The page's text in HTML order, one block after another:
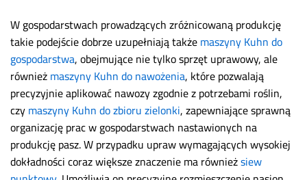
W gospodarstwach prowadzących zróżnicowaną produkcję
takie podejście dobrze uzupełniają takżemaszyny Kuhn do
gospodarstwa, obejmujące nie tylko sprzęt uprawowy, ale
równieżmaszyny Kuhn do nawożenia, które pozwalają
precyzyjnie aplikować nawozy zgodnie z potrzebami roślin,
czymaszyny Kuhn do zbioru zielonki, zapewniające sprawną
organizację prac w gospodarstwach nastawionych na
produkcję pasz. W przypadku upraw wymagających wysokiej
dokładności coraz większe znaczenie ma równieżsiew